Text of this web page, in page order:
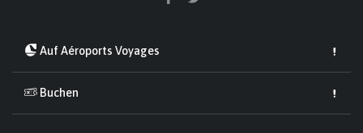
Auf Aéroports Voyages
Buchen